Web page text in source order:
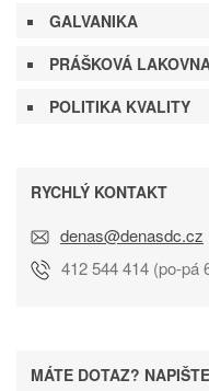
GALVANIKA
PRÁŠKOVÁ
POLITIKA KVALITY
RYCHLÝ KONTAKT
denas@denasdc.cz
412 544 414 (po-pá
MÁTE DOTAZ?